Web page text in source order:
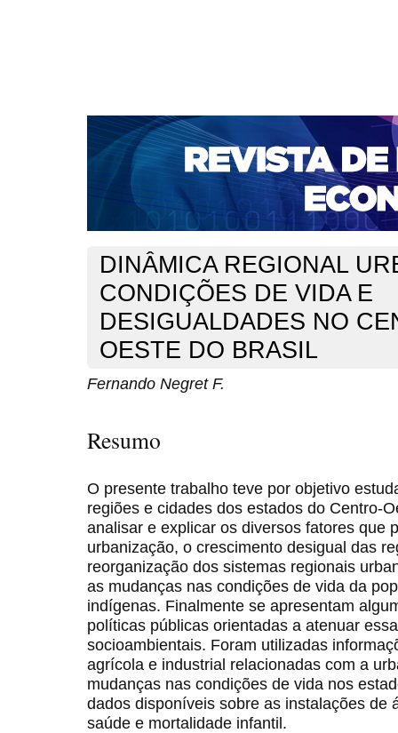
CAPA SOBRE ACESSO CADASTRO
NOTÍCIAS
PORTAL DE REVISTAS DA UNIFACS
BASES DE DADOS E INDEXADORES
Capa v. 14, n. 26 (2012) Negret F.
DINÂMICA REGIONAL
CONDIÇÕES DE VIDA E
DESIGUALDADES NO
OESTE DO BRASIL
Fernando Negret F.
Resumo
O presente trabalho teve por objetivo
regiões e cidades dos estados do Centro-
analisar e explicar os diversos fatores que
urbanização, o crescimento desigual das
reorganização dos sistemas regionais
as mudanças nas condições de vida da
indígenas. Finalmente se apresentam
políticas públicas orientadas a atenuar
socioambientais. Foram utilizadas
agrícola e industrial relacionadas com a
mudanças nas condições de vida nos
dados disponíveis sobre as instalações de
saúde e mortalidade infantil.